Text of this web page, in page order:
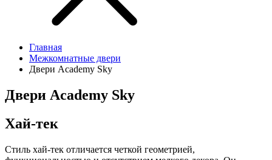
Главная
Межкомнатные двери
Двери Academy Sky
Двери Academy Sky
Хай-тек
Стиль хай-тек отличается четкой геометрией,